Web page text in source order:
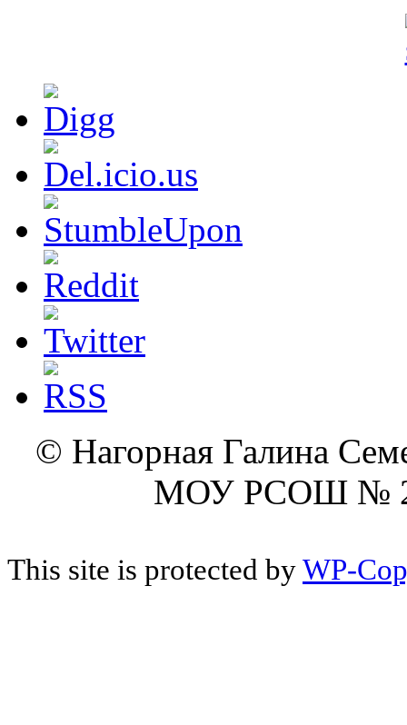
© Нагорная Галина
МОУ РСОШ № 2
This site is protected byWP-